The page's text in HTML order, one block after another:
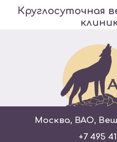
Круглосуточная
Москва, ВАО,
+7 495